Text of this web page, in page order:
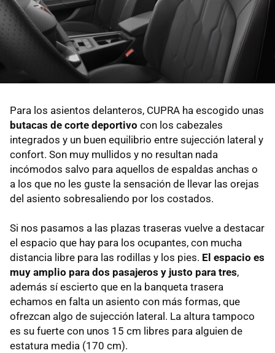
Para los asientos delanteros, CUPRA ha escogido unas
butacas de corte deportivo con los cabezales
integrados y un buen equilibrio entre sujección lateral y
confort. Son muy mullidos y no resultan nada
incómodos salvo para aquellos de espaldas anchas o
a los que no les guste la sensación de llevar las orejas
del asiento sobresaliendo por los costados.
Si nos pasamos a las plazas traseras vuelve a destacar
el espacio que hay para los ocupantes, con mucha
distancia libre para las rodillas y los pies. El espacio es
muy amplio para dos pasajeros y justo para tres,
además sí escierto que en la banqueta trasera
echamos en falta un asiento con más formas, que
ofrezcan algo de sujección lateral. La altura tampoco
es su fuerte con unos 15 cm libres para alguien de
estatura media (170 cm).